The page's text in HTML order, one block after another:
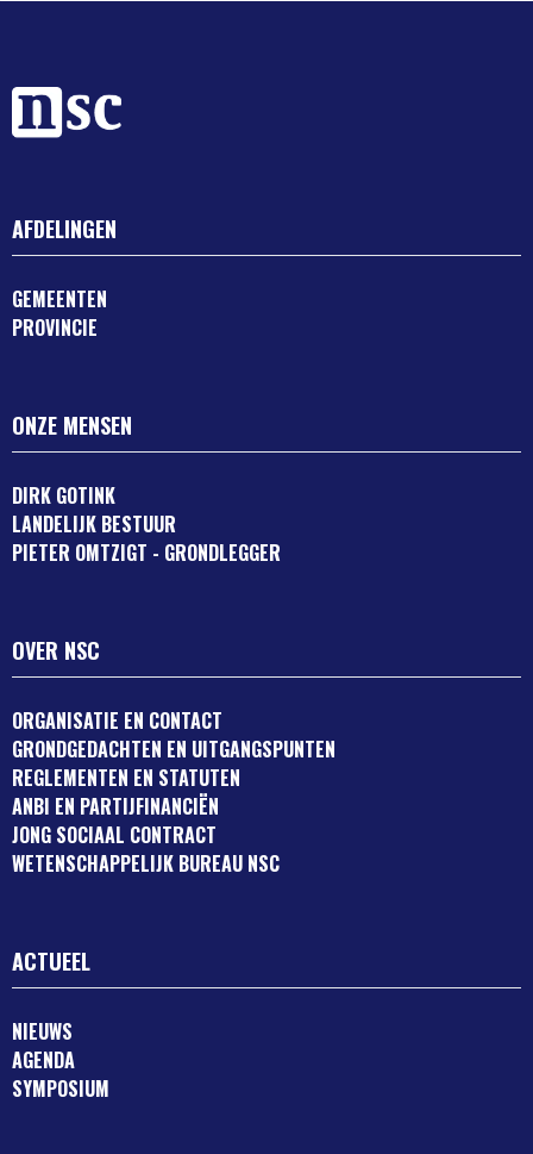
AFDELINGEN
GEMEENTEN
PROVINCIE
ONZE MENSEN
DIRK GOTINK
LANDELIJK BESTUUR
PIETER OMTZIGT - GRONDLEGGER
OVER NSC
ORGANISATIE EN CONTACT
GRONDGEDACHTEN EN UITGANGSPUNTEN
REGLEMENTEN EN STATUTEN
ANBI EN PARTIJFINANCIËN
JONG SOCIAAL CONTRACT
WETENSCHAPPELIJK BUREAU NSC
ACTUEEL
NIEUWS
AGENDA
SYMPOSIUM